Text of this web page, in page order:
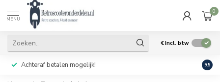
MENU
0
€Incl. btw
Achteraf betalen mogelijk! Geen
9.5